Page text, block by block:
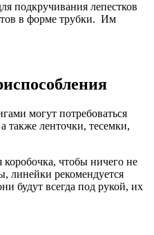
подкручивания лепестков
в форме трубки. Им
могут потребоваться
также ленточки, тесемки,
коробочка, чтобы ничего не
линейки рекомендуется
будут всегда под рукой, их